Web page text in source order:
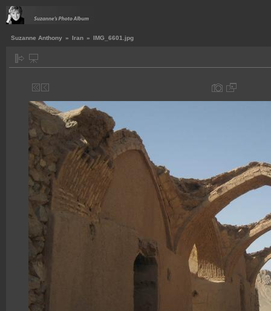
Suzanne Anthony » Iran » IMG_6601.jpg